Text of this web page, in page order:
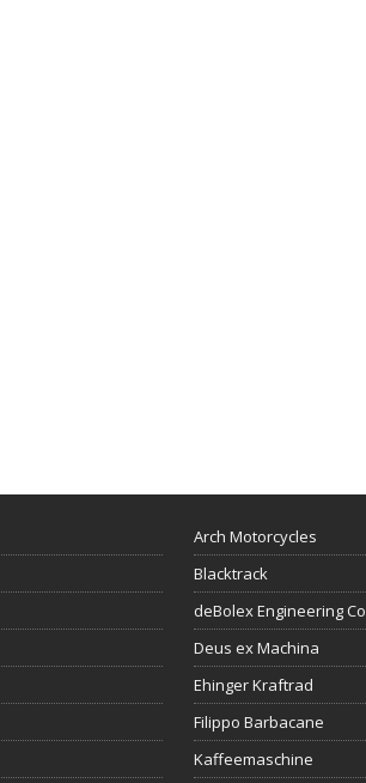
Arch Motorcycles
Blacktrack
deBolex Engineering Co
Deus ex Machina
Ehinger Kraftrad
Filippo Barbacane
Kaffeemaschine